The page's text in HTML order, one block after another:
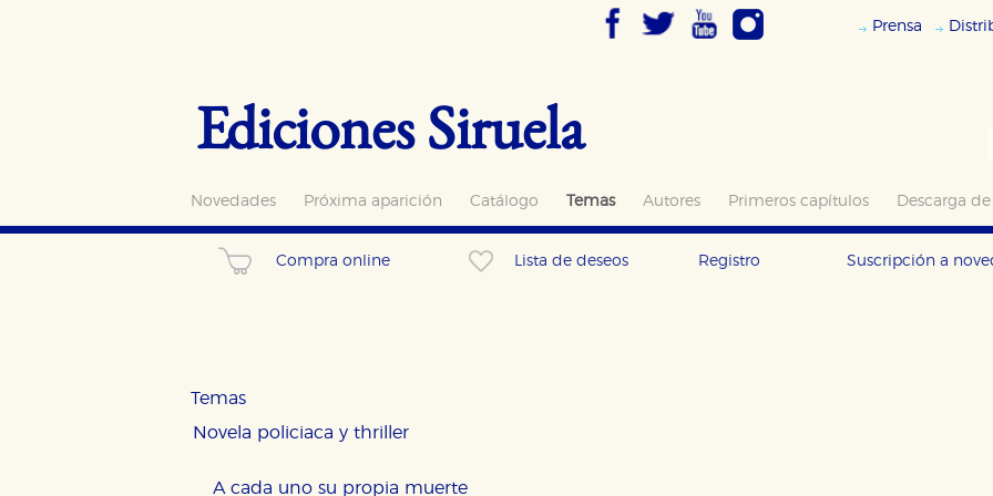
Prensa
Ediciones Siruela
Novedades Próxima aparición Catálogo Temas Autores Primeros capítulos Descarga
Compra online Lista de deseos Registro Suscripción a
Temas
Novela policiaca y thriller
A cada uno su propia muerte